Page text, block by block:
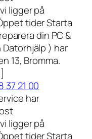
ligger på
tider Starta
din PC &
Datorhjälp ) har
13, Bromma.
37 21 00
har
ligger på
tider Starta